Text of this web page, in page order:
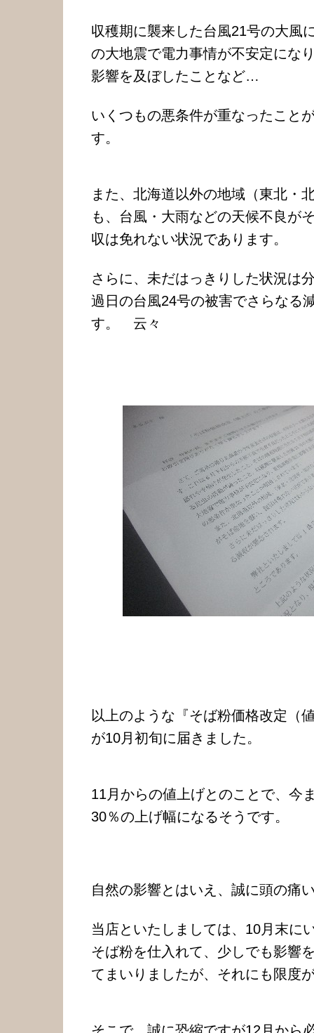
収穫期に襲来した台風21号の大風
の大地震で電力事情が不安定にな
影響を及ぼしたことなど…
いくつもの悪条件が重なったこと
す。
また、北海道以外の地域（東北・
も、台風・大雨などの天候不良が
収は免れない状況であります。
さらに、未だはっきりした状況は
過日の台風24号の被害でさらなる
す。 云々
以上のような『そば粉価格改定（
が10月初旬に届きました。
11月からの値上げとのことで、今
30％の上げ幅になるそうです。
自然の影響とはいえ、誠に頭の痛
当店といたしましては、10月末に
そば粉を仕入れて、少しでも影響
てまいりましたが、それにも限度